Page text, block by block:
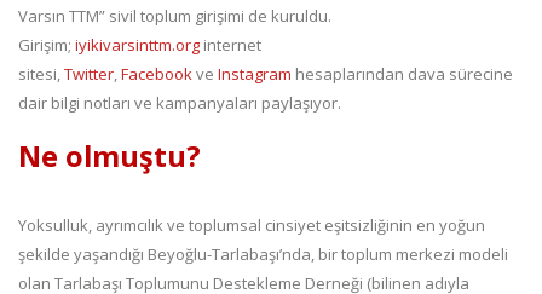
Varsın TTM” sivil toplum girişimi de kuruldu.
Girişim; iyikivarsinttm.org internet
sitesi,Twitter,Facebookve Instagram hesaplarından dava sürecine
dair bilgi notları ve kampanyaları paylaşıyor.
Ne olmuştu?
Yoksulluk, ayrımcılık ve toplumsal cinsiyet eşitsizliğinin en yoğun
şekilde yaşandığı Beyoğlu-Tarlabaşı’nda, bir toplum merkezi modeli
olan Tarlabaşı Toplumunu Destekleme Derneği (bilinen adıyla